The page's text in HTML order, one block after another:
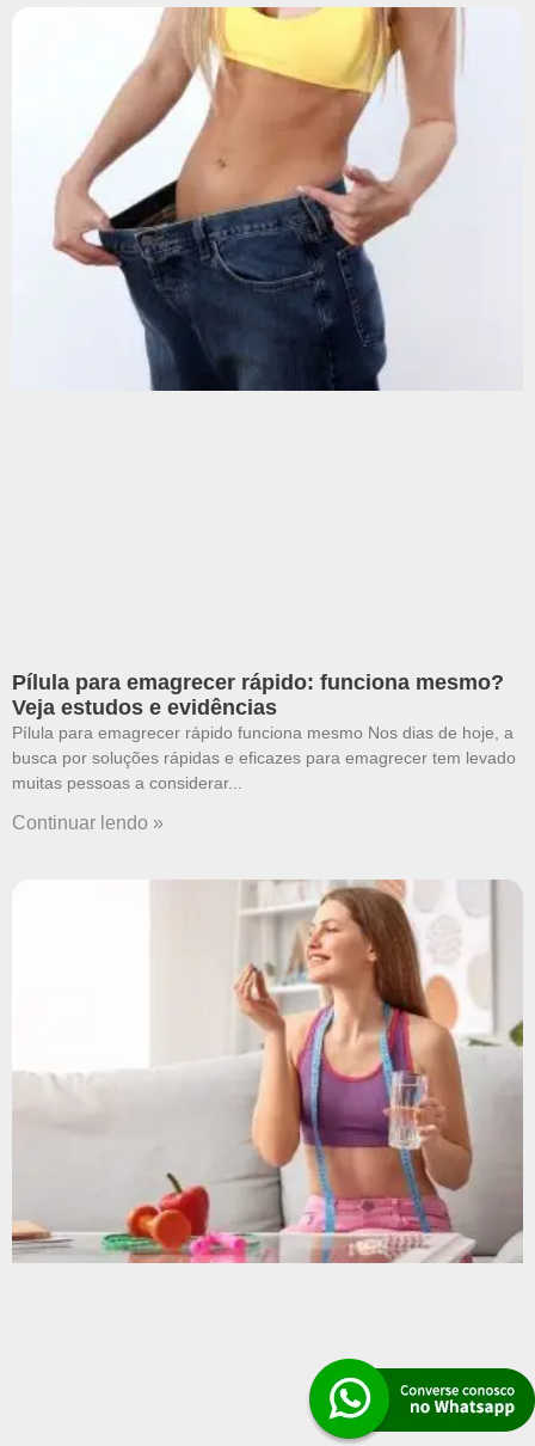
Pílula para emagrecer rápido: funciona mesmo?
Veja estudos e evidências
Pílula para emagrecer rápido funciona mesmo Nos dias de hoje, a
busca por soluções rápidas e eficazes para emagrecer tem levado
muitas pessoas a considerar
Continuar lendo »